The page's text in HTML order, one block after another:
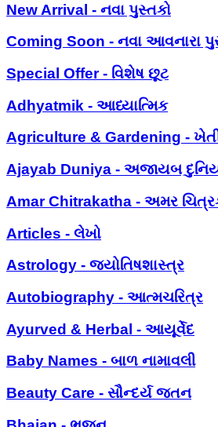
New Arrival - નવા પુસ્તકો
Coming Soon - નવા આવનારા
Special Offer - વિશેષ છૂટ
Adhyatmik - આધ્યાત્મિક
Agriculture & Gardening -
Ajayab Duniya - અજાયબ
Amar Chitrakatha - અમર
Articles - લેખો
Astrology - જ્યોતિષશાસ્ત્ર
Autobiography - આત્મચરિત્ર
Ayurved & Herbal - આયૂર્વેદ
Baby Names - બાળ નામાવલી
Beauty Care - સૌન્દર્ય જતન